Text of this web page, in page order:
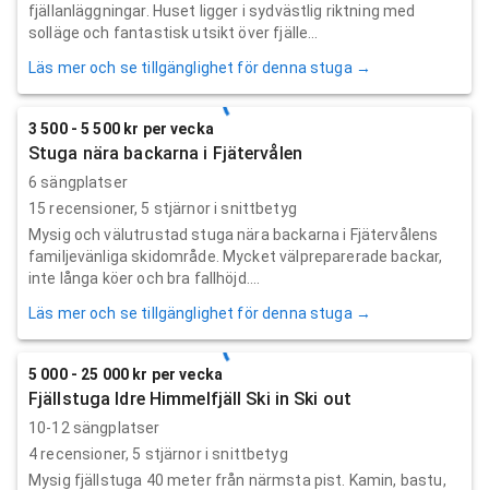
fjällanläggningar. Huset ligger i sydvästlig riktning med
solläge och fantastisk utsikt över fjälle...
Läs mer och se tillgänglighet för denna stuga →
3 500 - 5 500 kr per vecka
Stuga nära backarna i Fjätervålen
6 sängplatser
15 recensioner, 5 stjärnor i snittbetyg
Mysig och välutrustad stuga nära backarna i Fjätervålens
familjevänliga skidområde. Mycket välpreparerade backar,
inte långa köer och bra fallhöjd....
Läs mer och se tillgänglighet för denna stuga →
5 000 - 25 000 kr per vecka
Fjällstuga Idre Himmelfjäll Ski in Ski out
10-12 sängplatser
4recensioner, 5 stjärnor i snittbetyg
Mysig fjällstuga 40 meter från närmsta pist. Kamin, bastu,